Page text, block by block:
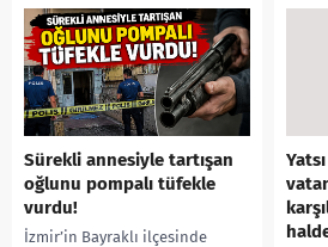
Sürekli annesiyle tartışan
oğlunu pompalı tüfekle
vurdu!
İzmir’in Bayraklı ilçesinde